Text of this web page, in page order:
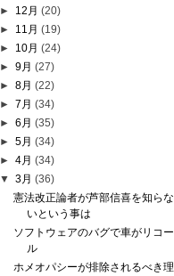
► 12月 (20)
► 11月 (19)
► 10月 (24)
►9月 (27)
►8月 (22)
►7月 (34)
►6月 (35)
►5月 (34)
►4月 (34)
▼ 3月 (36)
憲法改正論者が芦部信喜を知らな
いという事は
ソフトウェアのバグで車がリコー
ル
ホメオパシーが排除されるべき理